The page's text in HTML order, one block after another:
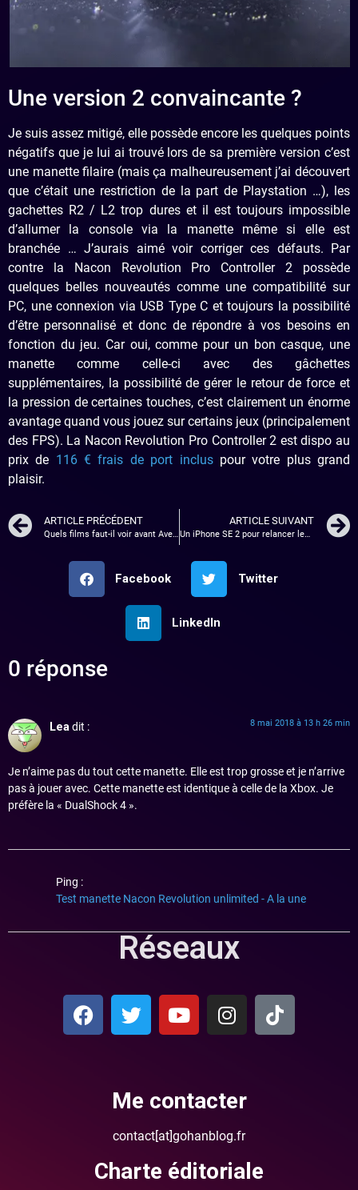
Une version 2 convaincante ?
Je suis assez mitigé, elle possède encore les quelques points
négatifs que je lui ai trouvé lors de sa première version c’est
une manette filaire (mais ça malheureusement j’ai découvert
que c’était une restriction de la part de Playstation …), les
gachettes R2 / L2 trop dures et il est toujours impossible
d’allumer la console via la manette même si elle est
branchée … J’aurais aimé voir corriger ces défauts. Par
contre la Nacon Revolution Pro Controller 2 possède
quelques belles nouveautés comme une compatibilité sur
PC, une connexion via USB Type C et toujours la possibilité
d’être personnalisé et donc de répondre à vos besoins en
fonction du jeu. Car oui, comme pour un bon casque, une
manette comme celle-ci avec des gâchettes
supplémentaires, la possibilité de gérer le retour de force et
la pression de certaines touches, c’est clairement un énorme
avantage quand vous jouez sur certains jeux (principalement
des FPS). La Nacon Revolution Pro Controller 2 est dispo au
prix de 116 € frais de port incluspour votre plus grand
plaisir.
ARTICLE PRÉCÉDENT ARTICLE SUIVANT
Un iPhone SE 2 pour relancer les ventes du côté d’Apple ?
Facebook Twitter
LinkedIn
0 réponse
Leadit : 8 mai 2018 à 13 h 26 min
Je n’aime pas du tout cette manette. Elle est trop grosse et je n’arrive
pas à jouer avec. Cette manette est identique à celle de la Xbox. Je
préfère la « DualShock 4 ».
Ping :
Test manette Nacon Revolution unlimited - A la une
Réseaux
Me contacter
contact[at]gohanblog.fr
Charte éditoriale